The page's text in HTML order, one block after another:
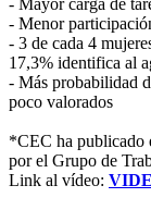
- Mayor carga de
- Menor
- 3 de cada 4
17,3% identifica al
- Más probabilidad
poco valorados
*CEC ha publicado
por el Grupo de
Link al vídeo: